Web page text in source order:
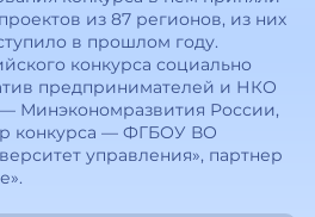
из 87 регионов, из них
в прошлом году.
конкурса социально
предпринимателей и НКО
Минэкономразвития России,
конкурса — ФГБОУ ВО
управления», партнер